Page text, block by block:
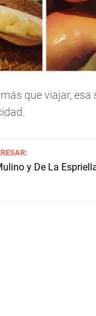
que viajar,
y De La